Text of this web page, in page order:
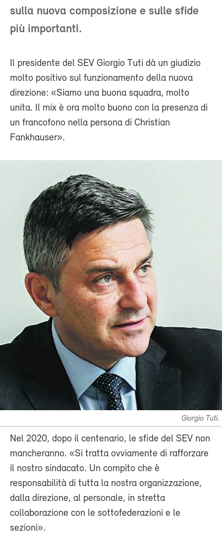
sulla nuova composizione e sulle sfide
più importanti.
Il presidente del SEV Giorgio Tuti dà un giudizio
molto positivo sul funzionamento della nuova
direzione: «Siamo una buona squadra, molto
unita. Il mix è ora molto buono con la presenza di
un francofono nella persona di Christian
Fankhauser».
Giorgio Tuti.
Nel 2020, dopo il centenario, le sfide del SEV non
mancheranno. «Si tratta ovviamente di rafforzare
il nostro sindacato. Un compito che è
responsabilità di tutta la nostra organizzazione,
dalla direzione, al personale, in stretta
collaborazione con le sottofederazioni e le
sezioni».